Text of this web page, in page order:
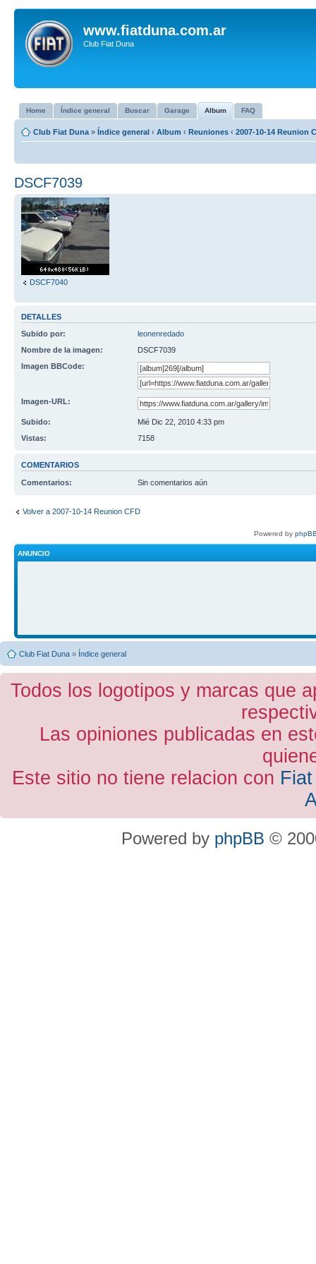
www.fiatduna.com.ar
Club Fiat Duna
Home Índice general Buscar Garage Album FAQ
Club Fiat Duna » Índice general ‹ Album ‹ Reuniones ‹ 2007-10-14 Reunion
DSCF7039
DSCF7040
DETALLES
Subido por:
leonenredado
Nombre de la imagen:
DSCF7039
Imagen BBCode:
Imagen-URL:
Subido:
Mié Dic 22, 2010 4:33 pm
Vistas:
7158
COMENTARIOS
Comentarios: Sin comentarios aún
Volver a 2007-10-14 Reunion CFD
Powered by
ANUNCIO
Club Fiat Duna » Índice general
Todos los logotipos y marcas que
Las opiniones publicadas en
Este sitio no tiene relacion con
Powered by phpBB ©